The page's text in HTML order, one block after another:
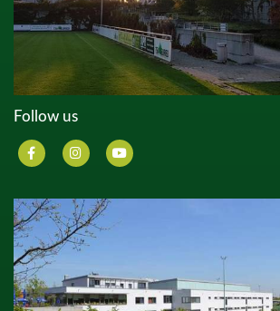
Follow us